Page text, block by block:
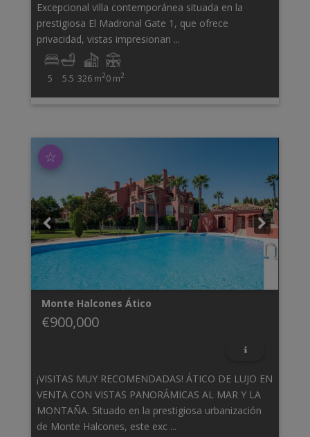
Excepcional villa contemporánea situada en la
prestigiosa El Madronal Gate 1, que ofrece
privacidad, vistas impresionan ...
5 5.5 326 m20 m2
☆
Monte Halcones Ático
€900,000
¡VISITAS MUY RECOMENDADAS! ÁTICO DE LUJO EN
VENTA CON VISTAS PANORÁMICAS AL MAR Y LA
MONTAÑA. Situado en la prestigiosa urbanización
de Monte Halcones, este exc ...